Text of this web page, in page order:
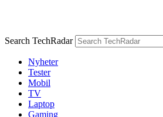
Search TechRadar
Nyheter
Tester
Mobil
TV
Laptop
Gaming